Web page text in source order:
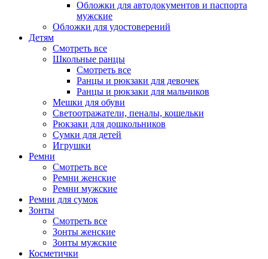
Обложки для автодокументов и паспорта
мужские
Обложки для удостоверений
Детям
Смотреть все
Школьные ранцы
Смотреть все
Ранцы и рюкзаки для девочек
Ранцы и рюкзаки для мальчиков
Мешки для обуви
Светоотражатели, пеналы, кошельки
Рюкзаки для дошкольников
Сумки для детей
Игрушки
Ремни
Смотреть все
Ремни женские
Ремни мужские
Ремни для сумок
Зонты
Смотреть все
Зонты женские
Зонты мужские
Косметички